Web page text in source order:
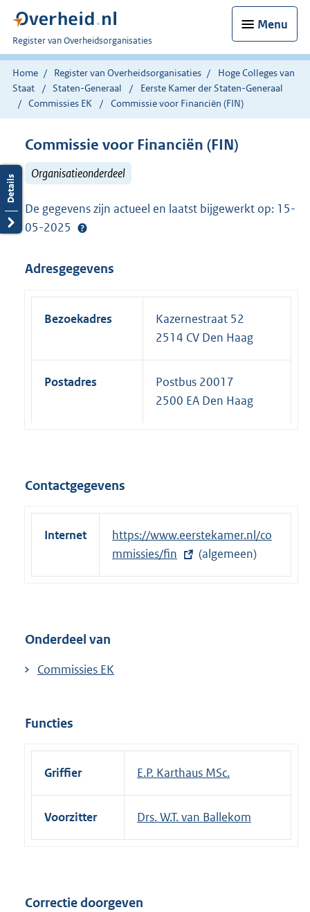
Menu
U
bent
nu
hier:
Register van Overheidsorganisaties
Home Register van Overheidsorganisaties
Hoge Colleges van
Staat
Staten-Generaal
Eerste Kamer der Staten-Generaal
Commissies EK
Commissie voor Financiën (FIN)
Commissie voor Financiën (FIN)
Organisatieonderdeel
De gegevens zijn actueel en laatst bijgewerkt op: 15-
05-2025
Adresgegevens
Bezoekadres
Kazernestraat 52
2514 CV Den Haag
Postadres
Postbus 20017
2500 EA Den Haag
Contactgegevens
Internet
E
x
t
l
:
https://www.eerstekamer.nl/co
mmissies/fin
(algemeen)
Onderdeel van
Commissies EK
Functies
Griffier E.P. Karthaus MSc.
Voorzitter Drs. W.T. van Ballekom
Correctie doorgeven